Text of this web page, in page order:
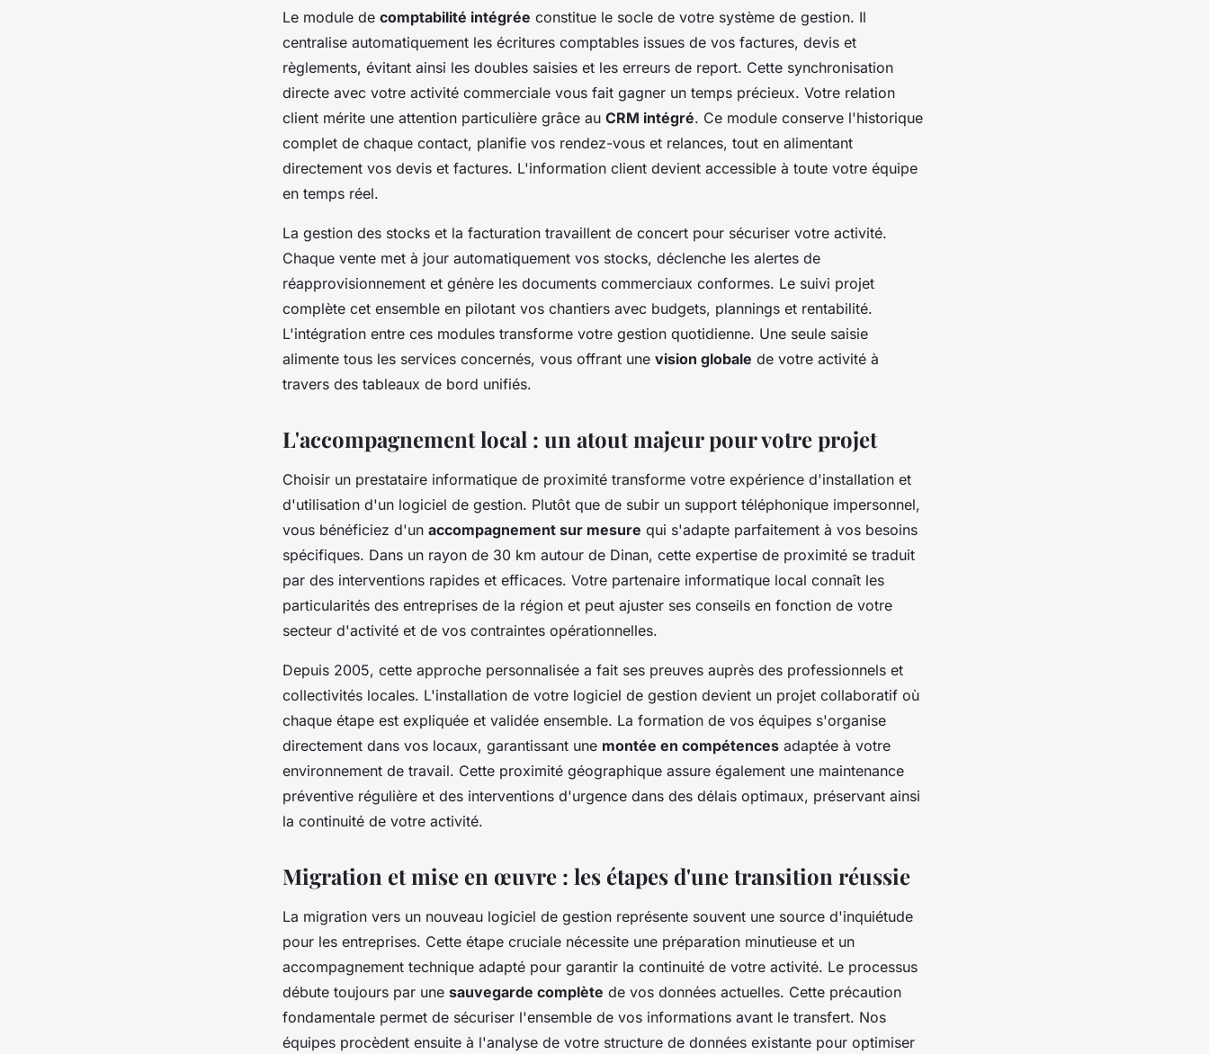
Le module de comptabilité intégrée constitue le socle de votre système de gestion. Il
centralise automatiquement les écritures comptables issues de vos factures, devis et
règlements, évitant ainsi les doubles saisies et les erreurs de report. Cette synchronisation
directe avec votre activité commerciale vous fait gagner un temps précieux. Votre relation
client mérite une attention particulière grâce au CRM intégré. Ce module conserve l'historique
complet de chaque contact, planifie vos rendez-vous et relances, tout en alimentant
directement vos devis et factures. L'information client devient accessible à toute votre équipe
en temps réel.
La gestion des stocks et la facturation travaillent de concert pour sécuriser votre activité.
Chaque vente met à jour automatiquement vos stocks, déclenche les alertes de
réapprovisionnement et génère les documents commerciaux conformes. Le suivi projet
complète cet ensemble en pilotant vos chantiers avec budgets, plannings et rentabilité.
L'intégration entre ces modules transforme votre gestion quotidienne. Une seule saisie
alimente tous les services concernés, vous offrant une vision globale de votre activité à
travers des tableaux de bord unifiés.
L'accompagnement local : un atout majeur pour votre projet
Choisir un prestataire informatique de proximité transforme votre expérience d'installation et
d'utilisation d'un logiciel de gestion. Plutôt que de subir un support téléphonique impersonnel,
vous bénéficiez d'un accompagnement sur mesure qui s'adapte parfaitement à vos besoins
spécifiques. Dans un rayon de 30 km autour de Dinan, cette expertise de proximité se traduit
par des interventions rapides et efficaces. Votre partenaire informatique local connaît les
particularités des entreprises de la région et peut ajuster ses conseils en fonction de votre
secteur d'activité et de vos contraintes opérationnelles.
Depuis 2005, cette approche personnalisée a fait ses preuves auprès des professionnels et
collectivités locales. L'installation de votre logiciel de gestion devient un projet collaboratif où
chaque étape est expliquée et validée ensemble. La formation de vos équipes s'organise
directement dans vos locaux, garantissant une montée en compétences adaptée à votre
environnement de travail. Cette proximité géographique assure également une maintenance
préventive régulière et des interventions d'urgence dans des délais optimaux, préservant ainsi
la continuité de votre activité.
Migration et mise en œuvre : les étapes d'une transition réussie
La migration vers un nouveau logiciel de gestion représente souvent une source d'inquiétude
pour les entreprises. Cette étape cruciale nécessite une préparation minutieuse et un
accompagnement technique adapté pour garantir la continuité de votre activité. Le processus
débute toujours par une sauvegarde complète de vos données actuelles. Cette précaution
fondamentale permet de sécuriser l'ensemble de vos informations avant le transfert. Nos
équipes procèdent ensuite à l'analyse de votre structure de données existante pour optimiser